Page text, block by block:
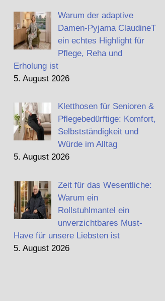
Warum der adaptive
Damen-Pyjama ClaudineT
ein echtes Highlight für
Pflege, Reha und
Erholung ist
5. August 2026
Kletthosen für Senioren &
Pflegebedürftige: Komfort,
Selbstständigkeit und
Würde im Alltag
5. August 2026
Zeit für das Wesentliche:
Warum ein
Rollstuhlmantel ein
unverzichtbares Must-
Have für unsere Liebsten ist
5. August 2026